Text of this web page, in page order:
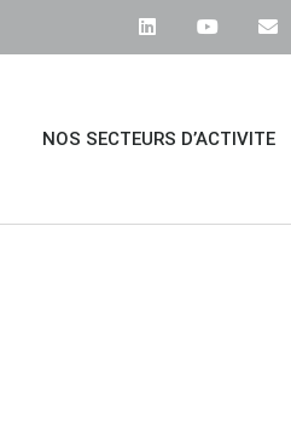
NOS SECTEURS D’ACTIVITE